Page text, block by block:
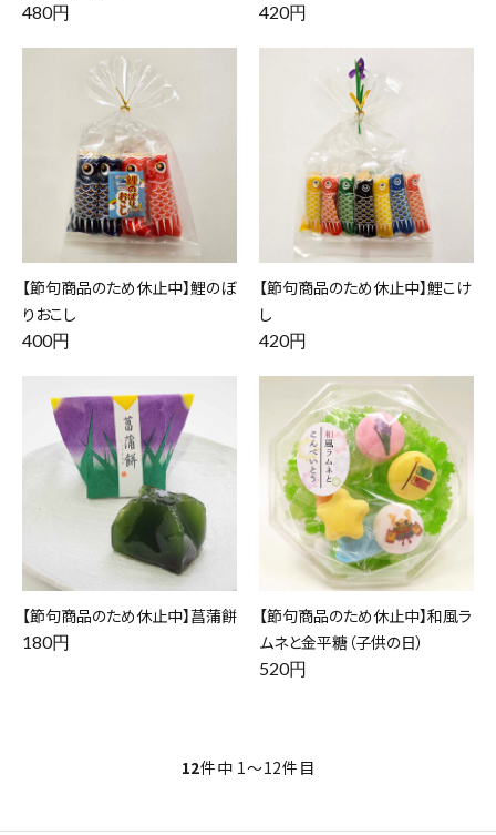
480円 420円
【節句商品のため休止中】鯉のぼ
りおこし
400円
【節句商品のため休止中】鯉こけ
し
420円
【節句商品のため休止中】菖蒲餅
180円
【節句商品のため休止中】和風ラ
ムネと金平糖（子供の日）
520円
12件中 1〜12件目